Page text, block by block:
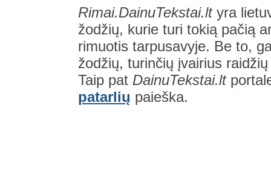
Rimai.DainuTekstai.ltyra
žodžių, kurie turi tokią pačią
rimuotis tarpusavyje. Be to,
žodžių, turinčių įvairius
Taip pat DainuTekstai.lt
patarlių paieška.